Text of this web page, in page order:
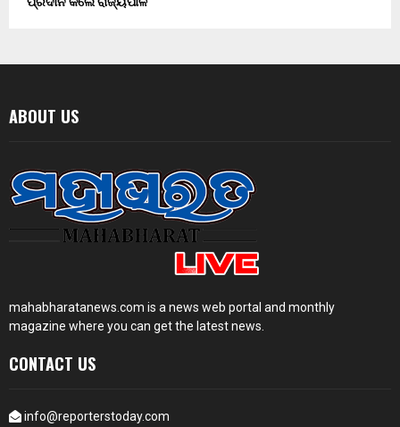
ABOUT US
mahabharatanews.com is a news web portal and monthly
magazine where you can get the latest news.
CONTACT US
info@reporterstoday.com